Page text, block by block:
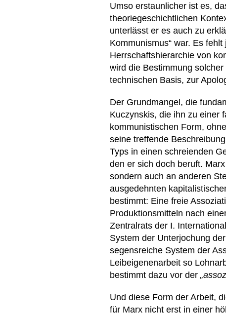
Umso erstaunlicher ist es,
theoriegeschichtlichen
unterlässt er es auch zu
Kommunismus“ war. Es
Herrschaftshierarchie von
wird die Bestimmung
technischen Basis, zur
Der Grundmangel, die
Kuczynskis, die ihn zu einer
kommunistischen Form,
seine treffende
Typs in einen schreienden
den er sich doch beruft.
sondern auch an anderen
ausgedehnten
bestimmt: Eine freie
Produktionsmitteln nach
Zentralrats der I.
System der Unterjochung
segensreiche System der
Leibeigenenarbeit so
bestimmt dazu vor der
Und diese Form der Arbeit,
für Marx nicht erst in einer